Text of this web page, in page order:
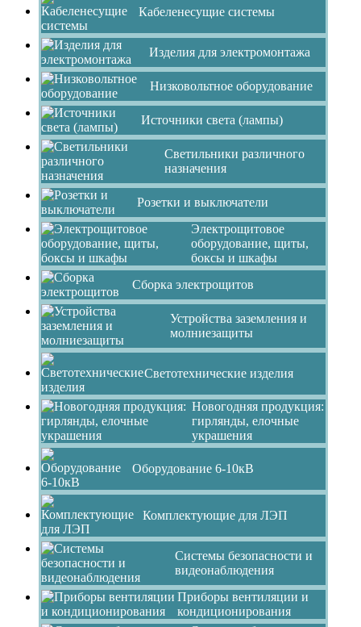
Кабеленесущие системы
Изделия для электромонтажа
Низковольтное оборудование
Источники света (лампы)
Светильники различного
назначения
Розетки и выключатели
Электрощитовое
оборудование, щиты,
боксы и шкафы
Сборка электрощитов
Устройства заземления и
молниезащиты
Светотехнические изделия
Новогодняя продукция:
гирлянды, елочные
украшения
Оборудование 6-10кВ
Комплектующие для ЛЭП
Системы безопасности и
видеонаблюдения
Приборы вентиляции и
кондиционирования